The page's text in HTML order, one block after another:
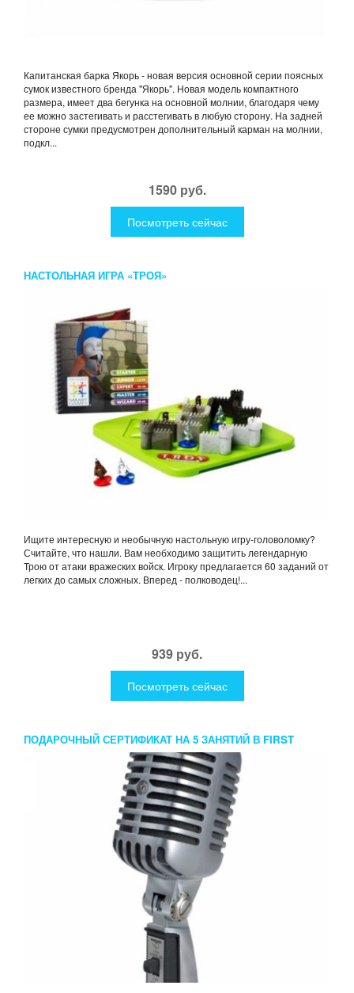
Капитанская барка Якорь - новая версия основной серии поясных
сумок известного бренда "Якорь". Новая модель компактного
размера, имеет два бегунка на основной молнии, благодаря чему
ее можно застегивать и расстегивать в любую сторону. На задней
стороне сумки предусмотрен дополнительный карман на молнии,
подкл...
1590 руб.
Посмотреть сейчас
НАСТОЛЬНАЯ ИГРА «ТРОЯ»
Ищите интересную и необычную настольную игру-головоломку?
Считайте, что нашли. Вам необходимо защитить легендарную
Трою от атаки вражеских войск. Игроку предлагается 60 заданий от
легких до самых сложных. Вперед - полководец!...
939 руб.
Посмотреть сейчас
ПОДАРОЧНЫЙ СЕРТИФИКАТ НА 5 ЗАНЯТИЙ В FIRST
MUSIC FAMILY ВОКАЛ